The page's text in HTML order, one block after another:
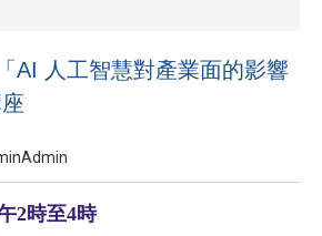
AI 人工智慧對產業面的影響
2時至4時